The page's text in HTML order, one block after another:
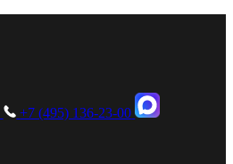
+7 (495) 136-23-00